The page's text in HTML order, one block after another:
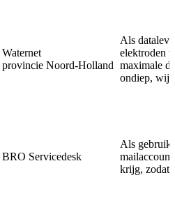
Waternet
provincie Noord-Holland
Als
elektroden
maximale
ondiep, wij
BRO Servicedesk
Als
krijg, zodat